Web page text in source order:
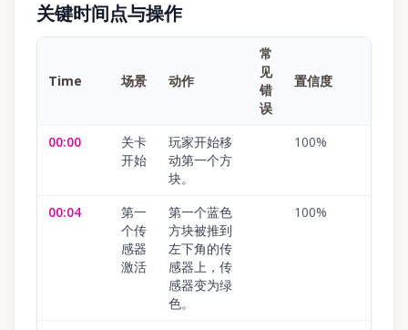
关键时间点与操作
Time 场景 动作
常
见
错
误
置信度
00:00
关卡
开始
玩家开始移
动第一个方
块。
100%
00:04
第一
个传
感器
激活
第一个蓝色
方块被推到
左下角的传
感器上，传
感器变为绿
色。
100%